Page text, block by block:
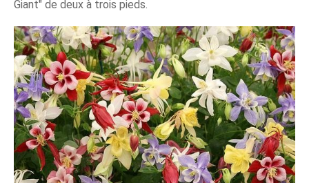
Giant" de deux à trois pieds.